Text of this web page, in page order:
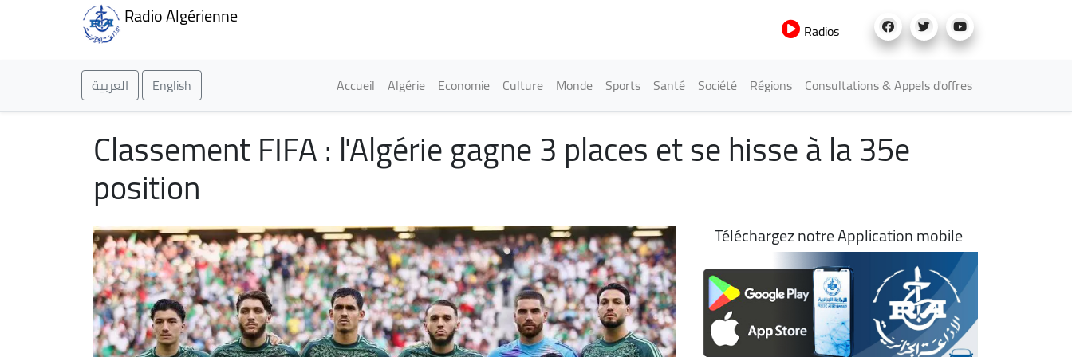
Radio Algérienne
Radios
العربية English Main navigation
Accueil Algérie Economie Culture Monde Sports Santé Société Régions Consultations & Appels d'offres
Classement FIFA : l'Algérie gagne 3 places et se hisse à la 35e
position
Téléchargez notre Application mobile